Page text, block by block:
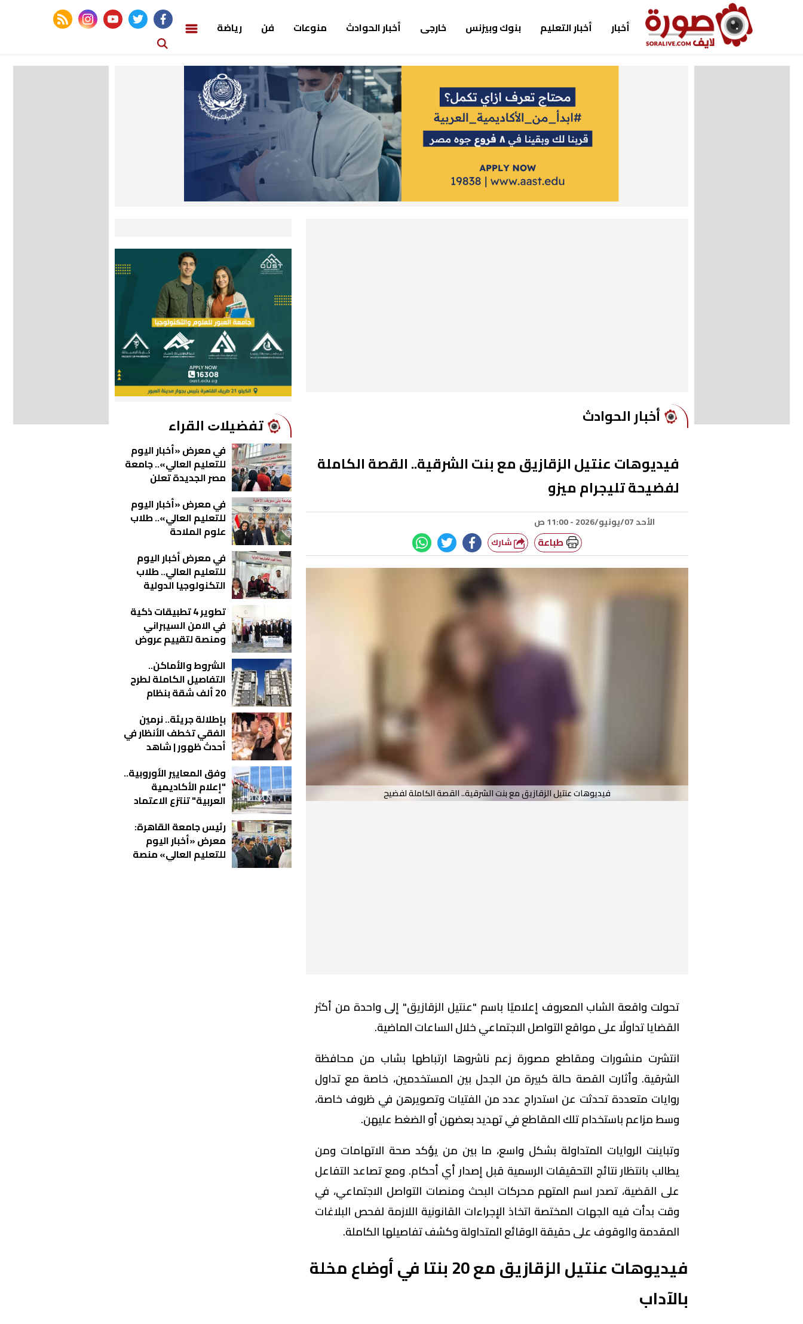
أخبار أخبار التعليم بنوك وبيزنس خارجى أخبار الحوادث منوعات فن رياضة
facebook
twitter
youtube
instagram
rss feed
أخبار الحوادث
فيديوهات عنتيل الزقازيق مع بنت الشرقية.. القصة الكاملة
لفضيحة تليجرام ميزو
الأحد 07/يونيو/2026 - 11:00 ص
طباعة
فيديوهات عنتيل الزقازيق مع بنت الشرقية.. القصة الكاملة لفضيح
تحولت واقعة الشاب المعروف إعلاميًا باسم "عنتيل الزقازيق" إلى واحدة من أكثر
القضايا تداولًا على مواقع التواصل الاجتماعي خلال الساعات الماضية.
انتشرت منشورات ومقاطع مصورة زعم ناشروها ارتباطها بشاب من محافظة
الشرقية. وأثارت القصة حالة كبيرة من الجدل بين المستخدمين، خاصة مع تداول
روايات متعددة تحدثت عن استدراج عدد من الفتيات وتصويرهن في ظروف خاصة،
وسط مزاعم باستخدام تلك المقاطع في تهديد بعضهن أو الضغط عليهن.
وتباينت الروايات المتداولة بشكل واسع، ما بين من يؤكد صحة الاتهامات ومن
يطالب بانتظار نتائج التحقيقات الرسمية قبل إصدار أي أحكام. ومع تصاعد التفاعل
على القضية، تصدر اسم المتهم محركات البحث ومنصات التواصل الاجتماعي، في
وقت بدأت فيه الجهات المختصة اتخاذ الإجراءات القانونية اللازمة لفحص البلاغات
المقدمة والوقوف على حقيقة الوقائع المتداولة وكشف تفاصيلها الكاملة.
فيديوهات عنتيل الزقازيق مع 20 بنتا في أوضاع مخلة
بالآداب
ﺗﻔﻀﻴﻼﺕ اﻟﻘﺮاء
في معرض «أخبار اليوم
للتعليم العالي».. جامعة
مصر الجديدة تعلن
للطلاب الجدد
في معرض «أخبار اليوم
للتعليم العالي».. طلاب
علوم الملاحة
يبتكرون قمرًا صناعيًا
تعليميًا وروفر
للاستكشاف الذاتي صور
في معرض أخبار اليوم
للتعليم العالي.. طلاب
التكنولوجيا الدولية
ذكيًا يعتمد على الذكاء
الاصطناعي
تطوير 4 تطبيقات ذكية
في الامن السيبراني
ومنصة لتقييم عروض
الحكومية
الشروط والأماكن..
التفاصيل الكاملة لطرح
20 ألف شقة بنظام
بإطلالة جريئة.. نرمين
الفقي تخطف الأنظار في
أحدث ظهور | شاهد
وفق المعايير الأوروبية..
"إعلام الأكاديمية
العربية" تنتزع الاعتماد
من AQAS الألمانية
رئيس جامعة القاهرة:
معرض «أخبار اليوم
للتعليم العالي» منصة